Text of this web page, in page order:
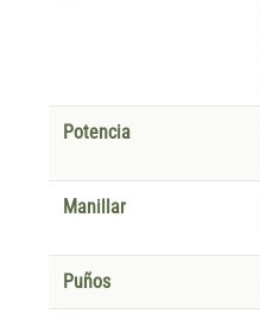
Potencia
Manillar
Puños